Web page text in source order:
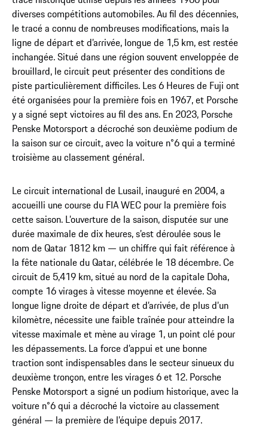
diverses compétitions automobiles. Au fil des décennies,
le tracé a connu de nombreuses modifications, mais la
ligne de départ et d’arrivée, longue de 1,5 km, est restée
inchangée. Situé dans une région souvent enveloppée de
brouillard, le circuit peut présenter des conditions de
piste particulièrement difficiles. Les 6 Heures de Fuji ont
été organisées pour la première fois en 1967, et Porsche
y a signé sept victoires au fil des ans. En 2023, Porsche
Penske Motorsport a décroché son deuxième podium de
la saison sur ce circuit, avec la voiture n°6 qui a terminé
troisième au classement général.
Le circuit international de Lusail, inauguré en 2004, a
accueilli une course du FIA WEC pour la première fois
cette saison. L’ouverture de la saison, disputée sur une
durée maximale de dix heures, s’est déroulée sous le
nom de Qatar 1812 km — un chiffre qui fait référence à
la fête nationale du Qatar, célébrée le 18 décembre. Ce
circuit de 5,419 km, situé au nord de la capitale Doha,
compte 16 virages à vitesse moyenne et élevée. Sa
longue ligne droite de départ et d’arrivée, de plus d’un
kilomètre, nécessite une faible traînée pour atteindre la
vitesse maximale et mène au virage 1, un point clé pour
les dépassements. La force d’appui et une bonne
traction sont indispensables dans le secteur sinueux du
deuxième tronçon, entre les virages 6 et 12. Porsche
Penske Motorsport a signé un podium historique, avec la
voiture n°6 qui a décroché la victoire au classement
général — la première de l’équipe depuis 2017.